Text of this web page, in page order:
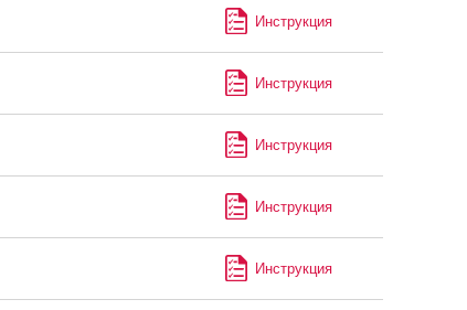
Инструкция
Инструкция
Инструкция
Инструкция
Инструкция